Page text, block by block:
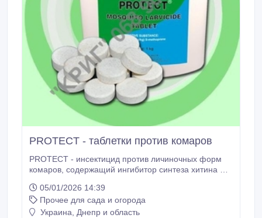
PROTECT - таблетки против комаров
PROTECT - инсектицид против личиночных форм
комаров, содержащий ингибитор синтеза хитина S-
комаров в прудах, лужах, болотах и других
природных или искусственных водоемах,
предотвращая появление взрослых особей. S-
05/01/2026 14:39
Прочее для сада и огорода
Украина, Днепр и область